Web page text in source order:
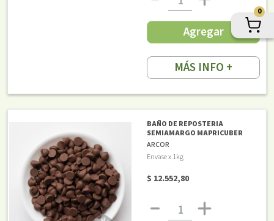
Agregar
MÁS INFO +
BAÑO DE REPOSTERIA
SEMIAMARGO MAPRICUBER
ARCOR
Envase x 1kg
$ 12.552,80
0